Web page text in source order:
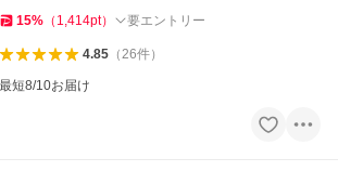
15% （ 1,414pt） 要エントリー
4.85（26件）
最短8/10お届け